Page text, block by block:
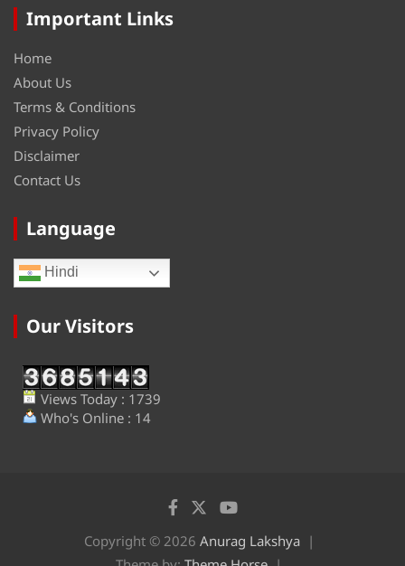
Important Links
Home
About Us
Terms & Conditions
Privacy Policy
Disclaimer
Contact Us
Language
Hindi
Our Visitors
Views Today : 1739
Who's Online : 14
Copyright © 2026 Anurag Lakshya